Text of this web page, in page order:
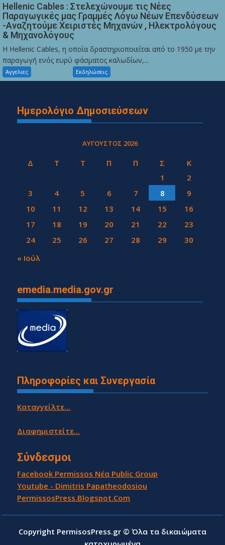
Hellenic Cables : Στελεχώνουμε τις Νέες
Παραγωγικές μας Γραμμές Λόγω Νέων Επενδύσεων
-Αναζητούμε Χειριστές Μηχανών , Ηλεκτρολόγους
& Μηχανολόγους
Η Hellenic Cables, η οποία δραστηριοποιείται από το 1950 με την
παραγωγή ενός ευρύ φάσματος καλωδίων,...
Αγγελιες Εκδηλώσεις
Ημερολόγιο Δημοσιεύσεων
ΑΎΓΟΥΣΤΟΣ 2026
Δ Τ Τ Π Π Σ
Κ
1
2
3
4 5 6 7 8
9
10
11 12 13 14 15
16
17
18 19 20 21 22
23
24
25 26 27 28 29
30
31
« Ιούλ
emedia.media.gov.gr
Πληροφορίες και Συνεργασία
Καταγγείλτε...
Διαφημιστείτε...
Σύνδεσμοι
Facebook Permissos Νέα Public Group
Youtube - Dimitris Papatheodosiou
PermissosPress.Blogspot.Com
Copyright PermisosPress.gr © Όλα τα δικαιώματα